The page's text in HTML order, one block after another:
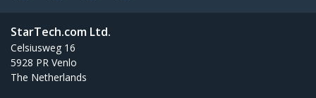
StarTech.com Ltd.
Celsiusweg 16
5928 PR Venlo
The Netherlands